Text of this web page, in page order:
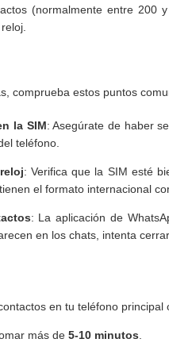
(normalmente entre 200
comprueba estos puntos
la SIM: Asegúrate de haber
teléfono.
: Verifica que la SIM esté
el formato internacional
: La aplicación de
en los chats, intenta
en tu teléfono
más de5-10 minutos.